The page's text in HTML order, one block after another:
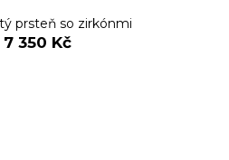
prsteň so zirkónmi
7 350 Kč